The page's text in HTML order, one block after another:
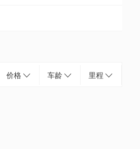
价格 车龄 里程